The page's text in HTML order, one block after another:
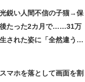
鋭い人間不信の子猫→保
たった2カ月で……31万
された姿に「全然違う」
スマホを落として画面を割